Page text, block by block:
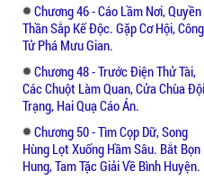
Chương 46 - Cáo Lầm Nơi, Quyền
Thần Sắp Kế Độc. Gặp Cơ Hội, Công
Tử Phá Mưu Gian.
Chương 48 - Trước Điện Thử Tài,
Các Chuột Làm Quan, Cửa Chùa Đội
Trạng, Hai Quạ Cáo Án.
Chương 50 - Tìm Cọp Dữ, Song
Hùng Lọt Xuống Hầm Sâu. Bắt Bọn
Hung, Tam Tặc Giải Về Bình Huyện.